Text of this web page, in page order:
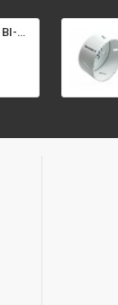
SPECIALIST+ caurumu zāģis BI-METAL, 95 mm